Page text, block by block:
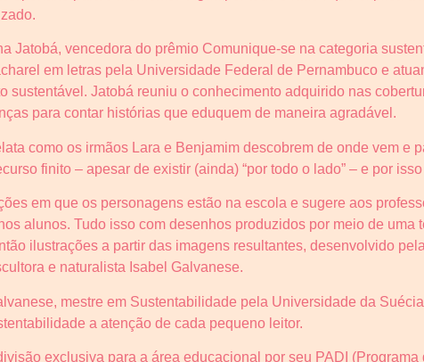
Jatobá, vencedora do prêmio Comunique-se na categoria
em letras pela Universidade Federal de Pernambuco e
sustentável. Jatobá reuniu o conhecimento adquirido nas
para contar histórias que eduquem de maneira agradável.
como os irmãos Lara e Benjamim descobrem de onde vem e
finito – apesar de existir (ainda) “por todo o lado” – e por
em que os personagens estão na escola e sugere aos
alunos. Tudo isso com desenhos produzidos por meio de uma
ilustrações a partir das imagens resultantes, desenvolvido
e naturalista Isabel Galvanese.
mestre em Sustentabilidade pela Universidade da
a atenção de cada pequeno leitor.
exclusiva para a área educacional por seu PADI (Programa